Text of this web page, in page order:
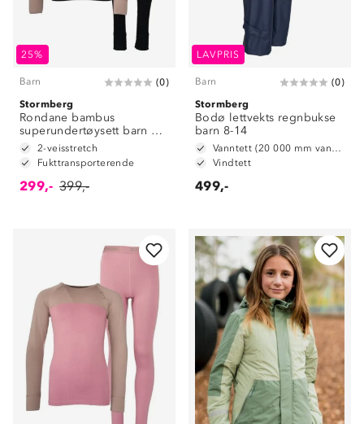
25%
Barn (0)
Stormberg
Rondane bambus
superundertøysett barn 8-
14
2-veisstretch
Fukttransporterende
299,- 399,-
LAVPRIS
Barn (0)
Stormberg
Bodø lettvekts regnbukse
barn 8-14
Vanntett (20 000 mm vannsøyle)
Vindtett
499,-